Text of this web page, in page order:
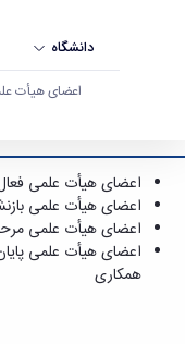
دانشگاه
اعضای هیأت
اعضای هیأت علمی
اعضای هیأت علمی
اعضای هیأت علمی
اعضای هیأت علمی
اعضای هیأت علمی
همکاری